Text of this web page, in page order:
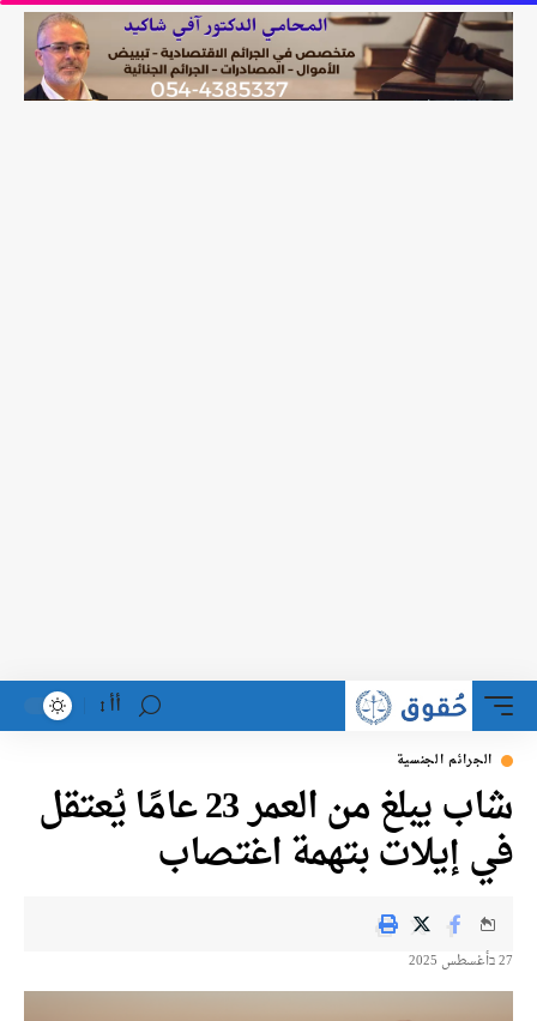
أأ
الجرائم الجنسية
شاب يبلغ من العمر 23 عامًا يُعتقل
في إيلات بتهمة اغتصاب
27 בأغسطس 2025